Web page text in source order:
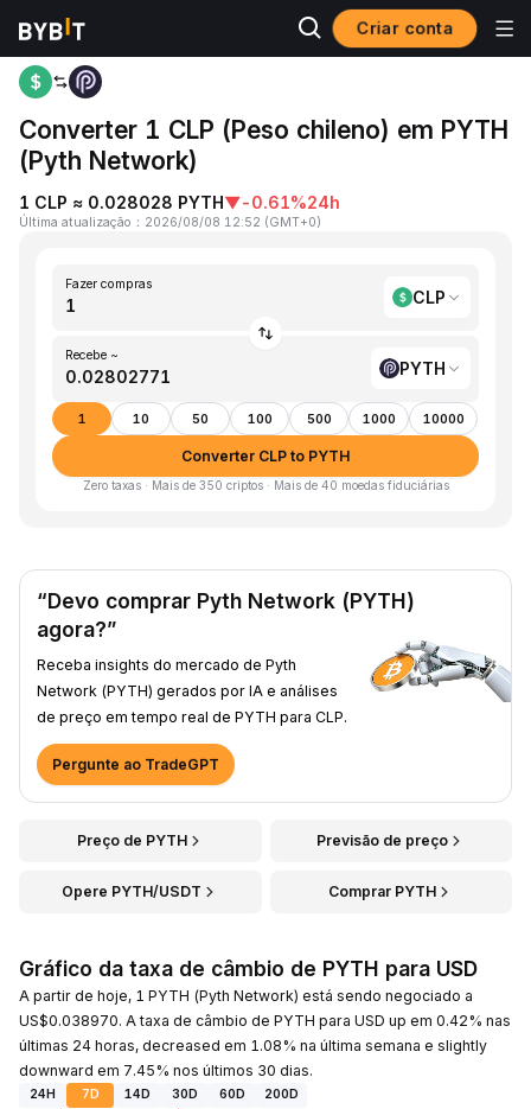
Criar conta
Página inicial
Converter 1 CLP (Peso chileno) em PYTH
(Pyth Network)
1 CLP ≈ 0.028028 PYTH▼-0.61%24h
Última atualização ： 2026/08/08 12:52 (GMT+0)
Fazer compras
CLP
Recebe ~
PYTH
1 10 50 100 500 1000 10000
Converter CLP to PYTH
Zero taxas · Mais de 350 criptos · Mais de 40 moedas fiduciárias
“Devo comprar Pyth Network (PYTH)
agora?”
Receba insights do mercado de Pyth
Network (PYTH) gerados por IA e análises
de preço em tempo real de PYTH para CLP.
Pergunte ao TradeGPT
Preço de PYTH Previsão de preço
Opere PYTH/USDT Comprar PYTH
Gráfico da taxa de câmbio de PYTH para USD
A partir de hoje, 1 PYTH (Pyth Network) está sendo negociado a
US$0.038970. A taxa de câmbio de PYTH para USD up em 0.42% nas
últimas 24 horas, decreased em 1.08% na última semana e slightly
downward em 7.45% nos últimos 30 dias.
24H 7D 14D 30D 60D
200D